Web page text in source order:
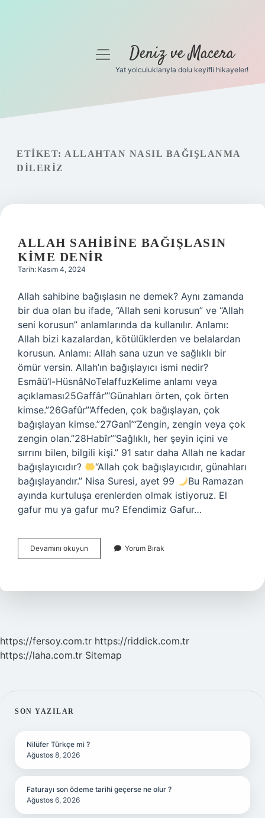
Gizlilik Politikası
Hakkımızda
menüyüDeniz ve Macera
Yat yolculuklarıyla dolu keyifli hikayeler!
ETIKET: ALLAHTAN NASIL BAĞIŞLANMA
DILERIZ
ALLAH SAHIBINE BAĞIŞLASIN
KIME DENIR
Tarih: Kasım 4, 2024
Allah sahibine bağışlasın ne demek? Aynı zamanda
bir dua olan bu ifade, “Allah seni korusun” ve “Allah
seni korusun” anlamlarında da kullanılır. Anlamı:
Allah bizi kazalardan, kötülüklerden ve belalardan
korusun. Anlamı: Allah sana uzun ve sağlıklı bir
ömür versin. Allah’ın bağışlayıcı ismi nedir?
Esmâü’l-HüsnâNoTelaffuzKelime anlamı veya
açıklaması25Gaffâr”‘Günahları örten, çok örten
kimse.”26Gafûr”‘Affeden, çok bağışlayan, çok
bağışlayan kimse.”27Ganî”‘Zengin, zengin veya çok
zengin olan.”28Habîr”‘Sağlıklı, her şeyin içini ve
sırrını bilen, bilgili kişi.” 91 satır daha Allah ne kadar
bağışlayıcıdır?
“Allah çok bağışlayıcıdır, günahları
bağışlayandır.” Nisa Suresi, ayet 99
Bu Ramazan
ayında kurtuluşa erenlerden olmak istiyoruz. El
gafur mu ya gafur mu? Efendimiz Gafur…
Devamını okuyun
Sahibine
Denir
Yorum Bırak
https://fersoy.com.tr https://riddick.com.tr
https://laha.com.tr Sitemap
SIDEBAR
SON YAZILAR
Nilüfer Türkçe mi ?
Ağustos 8, 2026
Faturayı son ödeme tarihi geçerse ne olur ?
Ağustos 6, 2026